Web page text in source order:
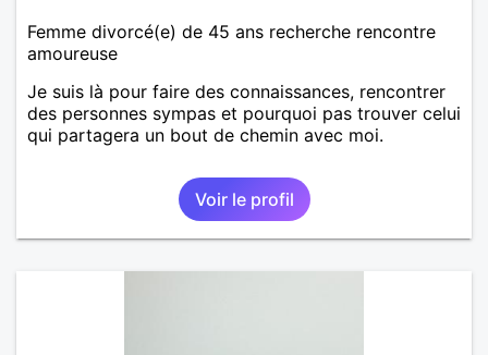
Femme divorcé(e) de 45 ans recherche rencontre
amoureuse
Je suis là pour faire des connaissances, rencontrer
des personnes sympas et pourquoi pas trouver celui
qui partagera un bout de chemin avec moi.
Voir le profil